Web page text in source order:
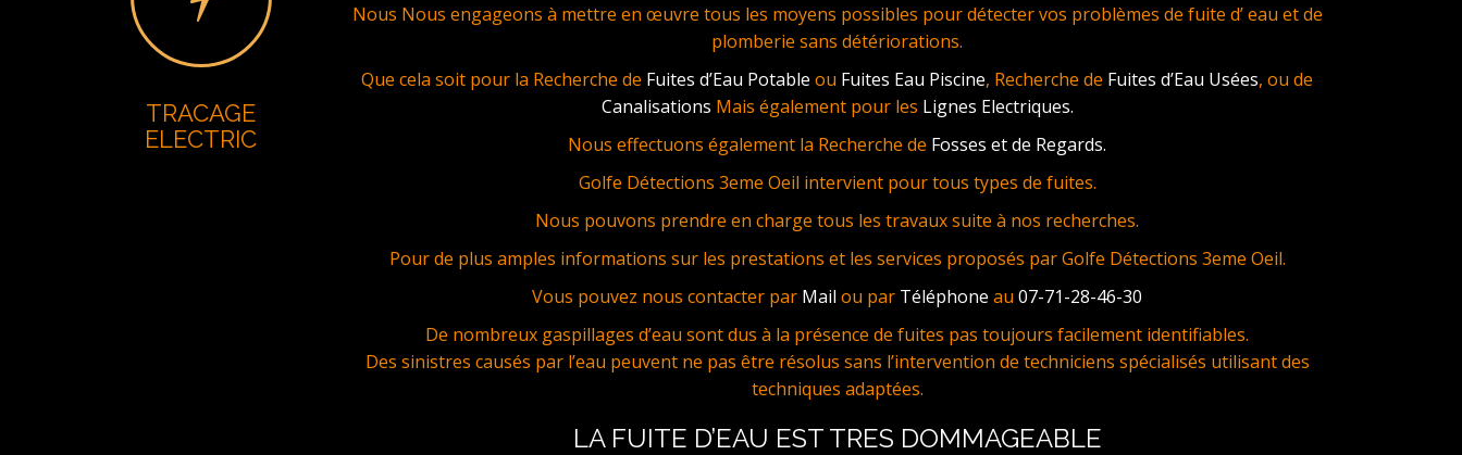
Nous Nous engageons à mettre en œuvre tous les moyens possibles pour détecter vos problèmes de fuite d’ eau et de
plomberie sans détériorations.
Que cela soit pour la Recherche de Fuites d’Eau Potable ou Fuites Eau Piscine, Recherche de Fuites d’Eau Usées, ou de
Canalisations Mais également pour les Lignes Electriques.
Nous effectuons également la Recherche de Fosses et de Regards.
Golfe Détections 3eme Oeil intervient pour tous types de fuites.
Nous pouvons prendre en charge tous les travaux suite à nos recherches.
Pour de plus amples informations sur les prestations et les services proposés par Golfe Détections 3eme Oeil.
Vous pouvez nous contacter par Mail ou par Téléphone au 07-71-28-46-30
De nombreux gaspillages d’eau sont dus à la présence de fuites pas toujours facilement identifiables.
Des sinistres causés par l’eau peuvent ne pas être résolus sans l’intervention de techniciens spécialisés utilisant des
techniques adaptées.
LA FUITE D’EAU EST TRES DOMMAGEABLE
TRACAGE
ELECTRIC